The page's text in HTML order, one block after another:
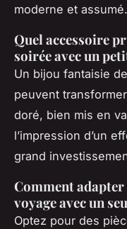
moderne et assumé.
Quel accessoire
soirée avec un
Un bijou fantaisie
peuvent
doré, bien mis en
l’impression d’un
grand
Comment
voyage avec un
Optez pour des